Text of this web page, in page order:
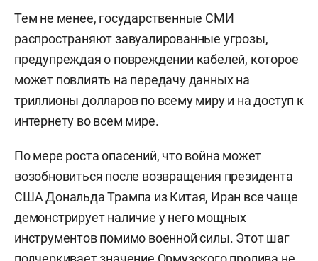
Тем не менее, государственные СМИ
распространяют завуалированные угрозы,
предупреждая о повреждении кабелей, которое
может повлиять на передачу данных на
триллионы долларов по всему миру и на доступ к
интернету во всем мире.
По мере роста опасений, что война может
возобновиться после возвращения президента
США Дональда Трампа из Китая, Иран все чаще
демонстрирует наличие у него мощных
инструментов помимо военной силы. Этот шаг